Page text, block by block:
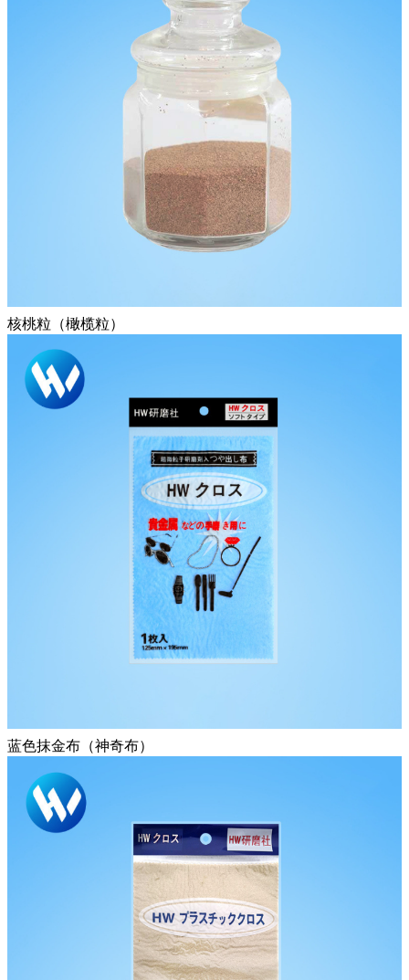
核桃粒（橄榄粒）
蓝色抹金布（神奇布）